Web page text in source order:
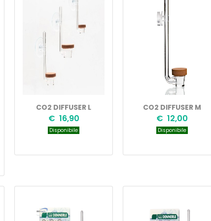
CO2 DIFFUSER L
€ 16,90
Disponibile
CO2 DIFFUSER M
€ 12,00
Disponibile